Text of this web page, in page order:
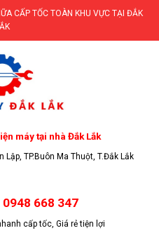
CẤP TỐC TOÀN KHU VỰC TẠI ĐẮK
máy tại nhà Đắk Lắk
TP.Buôn Ma Thuột, T.Đắk Lắk
0948 668 347
cấp tốc, Giá rẻ tiện lợi